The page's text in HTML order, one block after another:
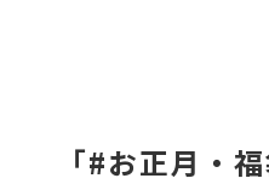
「#お正月・